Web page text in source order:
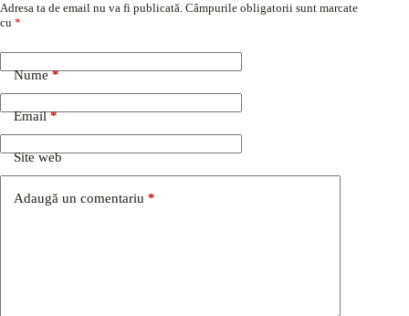
Adresa ta de email nu va fi publicată. Câmpurile obligatorii sunt marcate
cu *
Nume*
Email*
Site web
Adaugă un comentariu *